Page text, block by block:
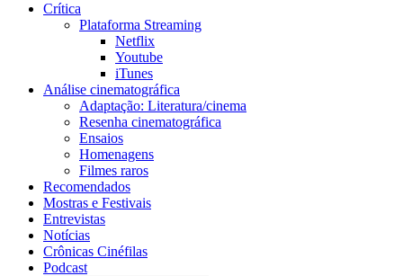
Crítica
Plataforma Streaming
Netflix
Youtube
iTunes
Análise cinematográfica
Adaptação: Literatura/cinema
Resenha cinematográfica
Ensaios
Homenagens
Filmes raros
Recomendados
Mostras e Festivais
Entrevistas
Notícias
Crônicas Cinéfilas
Podcast